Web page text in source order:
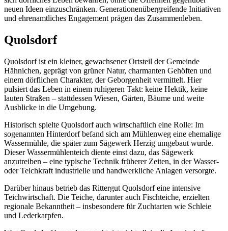
neuen Ideen einzuschränken. Generationenübergreifende Initiativen
und ehrenamtliches Engagement prägen das Zusammenleben.
Quolsdorf
Quolsdorf ist ein kleiner, gewachsener Ortsteil der Gemeinde
Hähnichen, geprägt von grüner Natur, charmanten Gehöften und
einem dörflichen Charakter, der Geborgenheit vermittelt. Hier
pulsiert das Leben in einem ruhigeren Takt: keine Hektik, keine
lauten Straßen – stattdessen Wiesen, Gärten, Bäume und weite
Ausblicke in die Umgebung.
Historisch spielte Quolsdorf auch wirtschaftlich eine Rolle: Im
sogenannten Hinterdorf befand sich am Mühlenweg eine ehemalige
Wassermühle, die später zum Sägewerk Herzig umgebaut wurde.
Dieser Wassermühlenteich diente einst dazu, das Sägewerk
anzutreiben – eine typische Technik früherer Zeiten, in der Wasser-
oder Teichkraft industrielle und handwerkliche Anlagen versorgte.
Darüber hinaus betrieb das Rittergut Quolsdorf eine intensive
Teichwirtschaft. Die Teiche, darunter auch Fischteiche, erzielten
regionale Bekanntheit – insbesondere für Zuchtarten wie Schleie
und Lederkarpfen.